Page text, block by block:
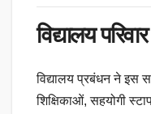
विद्यालय
विद्यालय प्रबंधन ने
शिक्षिकाओं, सहयोगी